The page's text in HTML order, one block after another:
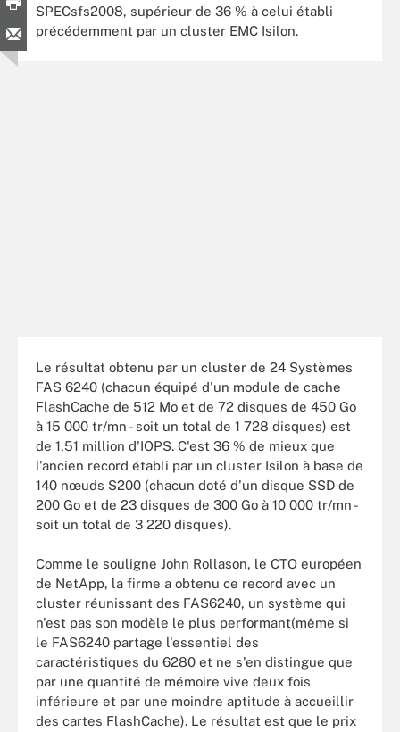
SPECsfs2008, supérieur de 36 % à celui établi
précédemment par un cluster EMC Isilon.
Le résultat obtenu par un cluster de 24 Systèmes
FAS 6240 (chacun équipé d'un module de cache
FlashCache de 512 Mo et de 72 disques de 450 Go
à 15 000 tr/mn - soit un total de 1 728 disques) est
de 1,51 million d'IOPS. C'est 36 % de mieux que
l'ancien record établi par un cluster Isilon à base de
140 nœuds S200 (chacun doté d'un disque SSD de
200 Go et de 23 disques de 300 Go à 10 000 tr/mn -
soit un total de 3 220 disques).
Comme le souligne John Rollason, le CTO européen
de NetApp, la firme a obtenu ce record avec un
cluster réunissant des FAS6240, un système qui
n'est pas son modèle le plus performant(même si
le FAS6240 partage l'essentiel des
caractéristiques du 6280 et ne s'en distingue que
par une quantité de mémoire vive deux fois
inférieure et par une moindre aptitude à accueillir
des cartes FlashCache). Le résultat est que le prix